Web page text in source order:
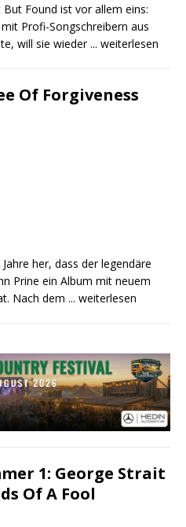
Found ist vor allem eins:
Profi-Songschreibern aus
will sie wieder ... weiterlesen
Of Forgiveness
her, dass der legendäre
Prine ein Album mit neuem
Nach dem ... weiterlesen
1: George Strait
Of A Fool